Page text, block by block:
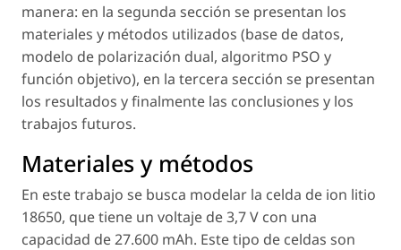
manera: en la segunda sección se presentan los
materiales y métodos utilizados (base de datos,
modelo de polarización dual, algoritmo PSO y
función objetivo), en la tercera sección se presentan
los resultados y finalmente las conclusiones y los
trabajos futuros.
Materiales y métodos
En este trabajo se busca modelar la celda de ion litio
18650, que tiene un voltaje de 3,7 V con una
capacidad de 27.600 mAh. Este tipo de celdas son